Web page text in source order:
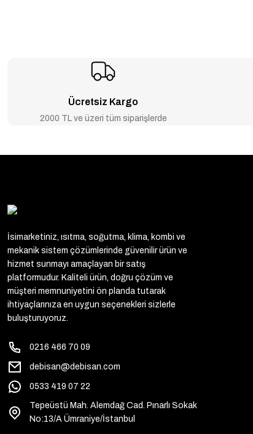
Ücretsiz Kargo
2000 TL ve üzeri tüm siparişlerde
İsimarketiniz, ısıtma, soğutma, klima, kombi ve
mekanik sistem çözümlerinde güvenilir ürün ve
hizmet sunmayı amaçlayan bir satış
platformudur. Kaliteli ürün, doğru çözüm ve
müşteri memnuniyetini ön planda tutarak
ihtiyaçlarınıza en uygun seçenekleri sizlerle
buluşturuyoruz.
0216 466 70 09
debisan@debisan.com
0533 419 07 22
Tepeüstü Mah. Alemdağ Cad. Pınarlı Sokak
No:13/A Ümraniye/İstanbul